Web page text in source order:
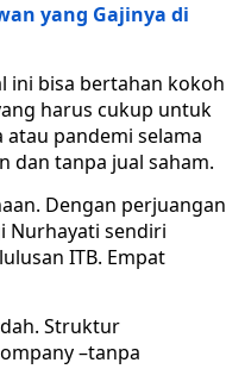
yang Gajinya di
ini bisa bertahan kokoh
harus cukup untuk
pandemi selama
dan tanpa jual saham.
Dengan perjuangan
Nurhayati sendiri
ITB. Empat
Struktur
–tanpa